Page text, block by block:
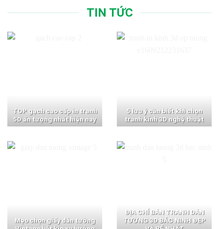
TIN TỨC
TOP gạch cao cấp in tranh
5D ấn tượng nhất hiện nay
5 lưu ý cần biết khi chọn
tranh kính 3D nghệ thuật
Mẹo chọn giấy dán tường
ĐỊA CHỈ BÁN TRANH DÁN
TƯỜNG 3D BẮC NINH ĐẸP